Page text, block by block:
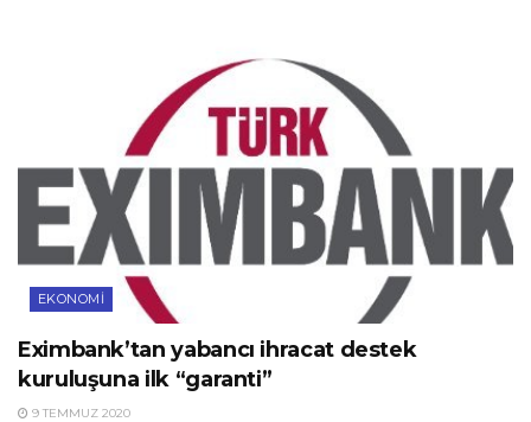
EKONOMI
Eximbank’tan yabancı ihracat destek
kuruluşuna ilk “garanti”
9 TEMMUZ 2020